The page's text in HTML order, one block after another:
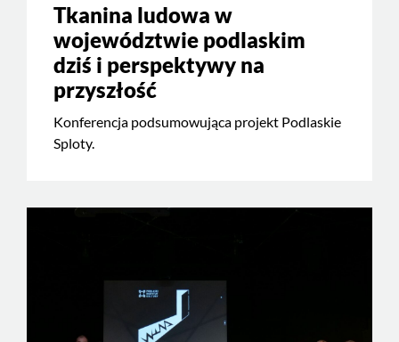
Tkanina ludowa w
województwie podlaskim
dziś i perspektywy na
przyszłość
Konferencja podsumowująca projekt Podlaskie
Sploty.